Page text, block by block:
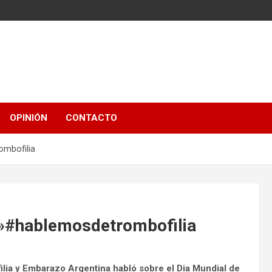
OPINIÓN CONTACTO
y Embarazo Argentina habló sobre el Dia Mundial de